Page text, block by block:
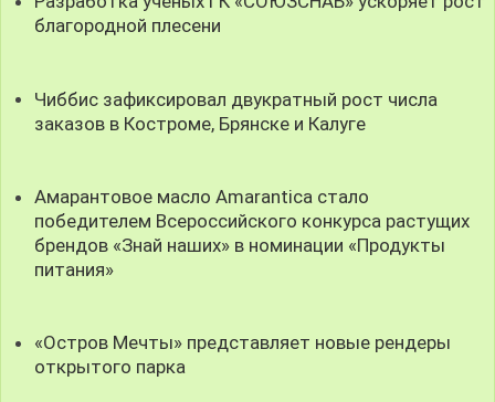
благородной плесени
Чиббис зафиксировал двукратный рост числа
заказов в Костроме, Брянске и Калуге
Амарантовое масло Amarantica стало
победителем Всероссийского конкурса растущих
брендов «Знай наших» в номинации «Продукты
питания»
«Остров Мечты» представляет новые рендеры
открытого парка